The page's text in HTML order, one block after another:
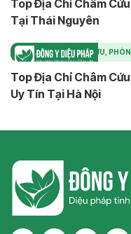
Top Địa Chỉ Châm
Tại Thái Nguyên
TOP ĐỊA CHỈ CHÂM CỨU,
Top Địa Chỉ Châm
Uy Tín Tại Hà Nội